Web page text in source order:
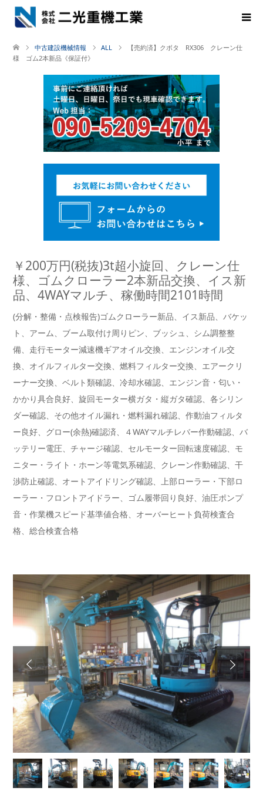
中古建設機械情報 ALL
【売約済】クボタ RX306 クレーン仕
様 ゴム2本新品《保証付》
￥200万円(税抜)3t超小旋回、クレーン仕
様、ゴムクローラー2本新品交換、イス新
品、4WAYマルチ、稼働時間2101時間
(分解・整備・点検報告)ゴムクローラー新品、イス新品、バケッ
ト、アーム、ブーム取付け周りピン、ブッシュ、シム調整整
備、走行モーター減速機ギアオイル交換、エンジンオイル交
換、オイルフィルター交換、燃料フィルター交換、エアークリ
ーナー交換、ベルト類確認、冷却水確認、エンジン音・匂い・
かかり具合良好、旋回モーター横ガタ・縦ガタ確認、各シリン
ダー確認、その他オイル漏れ・燃料漏れ確認、作動油フィルタ
ー良好、グロー(余熱)確認済、４WAYマルチレバー作動確認、バ
ッテリー電圧、チャージ確認、セルモーター回転速度確認、モ
ニター・ライト・ホーン等電気系確認、クレーン作動確認、干
渉防止確認、オートアイドリング確認、上部ローラー・下部ロ
ーラー・フロントアイドラー、ゴム履帯回り良好、油圧ポンプ
音・作業機スピード基準値合格、オーバーヒート負荷検査合
格、総合検査合格
Next